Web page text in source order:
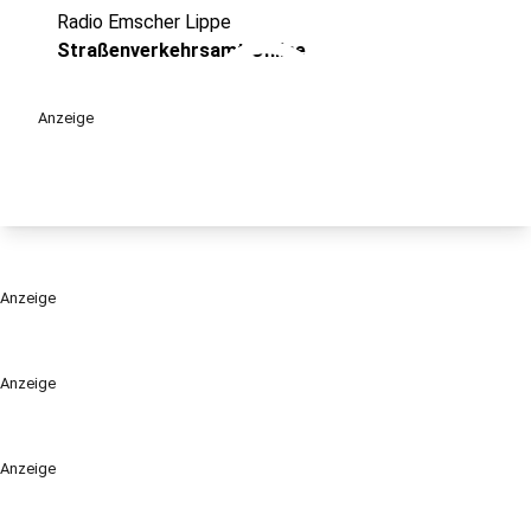
Anzeige
Anzeige
play_circle
Radio Emscher Lippe
Straßenverkehrsamt Online
Anzeige
Anzeige